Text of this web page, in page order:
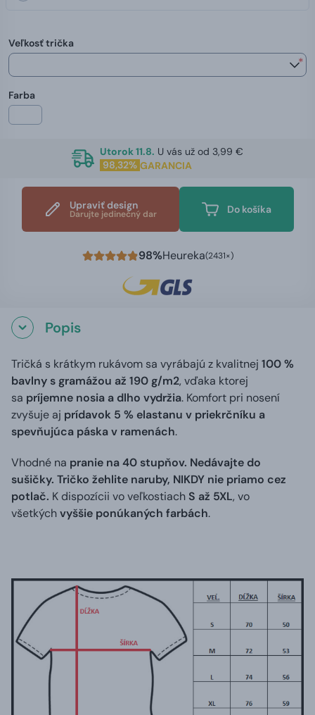
Veľkosť trička
*
Farba
Utorok 11.8. U vás už od 3,99 €
98,32% GARANCIA
Upraviť design
Darujte jedinečný dar Do košíka
98%Heureka(2431×)
Popis
Tričká s krátkym rukávom sa vyrábajú z kvalitnej 100 %
bavlny s gramážou až 190 g/m2, vďaka ktorej
sa príjemne nosia a dlho vydržia. Komfort pri nosení
zvyšuje aj prídavok 5 % elastanu v priekrčníku a
spevňujúca páska v ramenách.
Vhodné na pranie na 40 stupňov. Nedávajte do
sušičky. Tričko žehlite naruby, NIKDY nie priamo cez
potlač. K dispozícii vo veľkostiach S až 5XL, vo
všetkýchvyššie ponúkaných farbách.